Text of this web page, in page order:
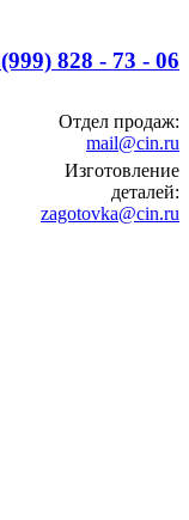
(999) 828 - 73 - 06
Отдел продаж:
mail@cin.ru
Изготовление
деталей:
zagotovka@cin.ru